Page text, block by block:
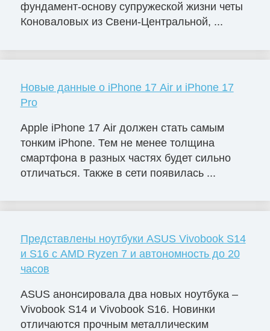
фундамент-основу супружеской жизни четы
Коноваловых из Свени-Центральной, ...
Новые данные о iPhone 17 Air и iPhone 17
Pro
Apple iPhone 17 Air должен стать самым
тонким iPhone. Тем не менее толщина
смартфона в разных частях будет сильно
отличаться. Также в сети появилась ...
Представлены ноутбуки ASUS Vivobook S14
и S16 с AMD Ryzen 7 и автономность до 20
часов
ASUS анонсировала два новых ноутбука –
Vivobook S14 и Vivobook S16. Новинки
отличаются прочным металлическим